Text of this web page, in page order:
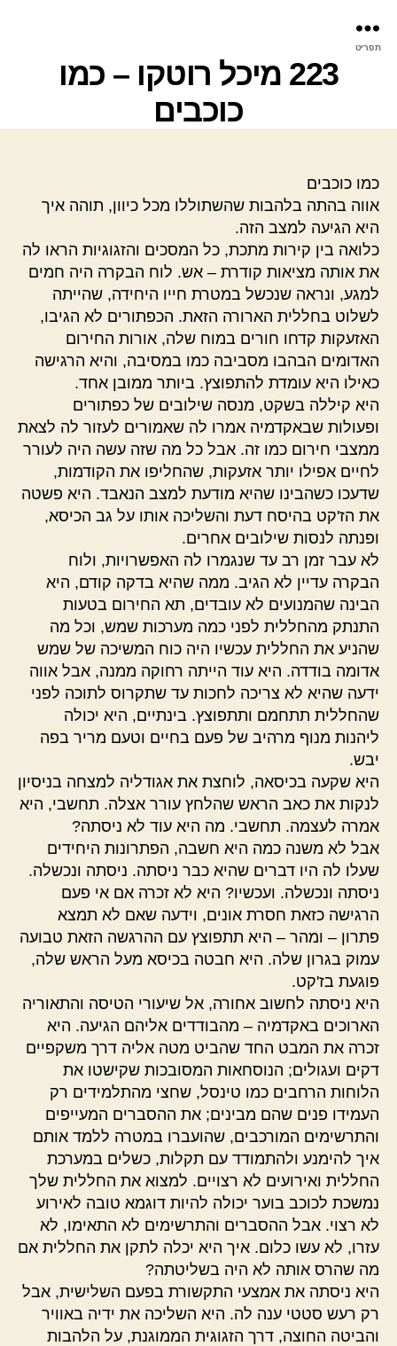
תפריט
223 מיכל רוטקו – כמו
כוכבים
כמו כוכבים
אווה בהתה בלהבות שהשתוללו מכל כיוון, תוהה איך
היא הגיעה למצב הזה.
כלואה בין קירות מתכת, כל המסכים והזגוגיות הראו לה
את אותה מציאות קודרת – אש. לוח הבקרה היה חמים
למגע, ונראה שנכשל במטרת חייו היחידה, שהייתה
לשלוט בחללית הארורה הזאת. הכפתורים לא הגיבו,
האזעקות קדחו חורים במוח שלה, אורות החירום
האדומים הבהבו מסביבה כמו במסיבה, והיא הרגישה
כאילו היא עומדת להתפוצץ. ביותר ממובן אחד.
היא קיללה בשקט, מנסה שילובים של כפתורים
ופעולות שבאקדמיה אמרו לה שאמורים לעזור לה לצאת
ממצבי חירום כמו זה. אבל כל מה שזה עשה היה לעורר
לחיים אפילו יותר אזעקות, שהחליפו את הקודמות,
שדעכו כשהבינו שהיא מודעת למצב הנאבד. היא פשטה
את הז'קט בהיסח דעת והשליכה אותו על גב הכיסא,
ופנתה לנסות שילובים אחרים.
לא עבר זמן רב עד שנגמרו לה האפשרויות, ולוח
הבקרה עדיין לא הגיב. ממה שהיא בדקה קודם, היא
הבינה שהמנועים לא עובדים, תא החירום בטעות
התנתק מהחללית לפני כמה מערכות שמש, וכל מה
שהניע את החללית עכשיו היה כוח המשיכה של שמש
אדומה בודדה. היא עוד הייתה רחוקה ממנה, אבל אווה
ידעה שהיא לא צריכה לחכות עד שתקרוס לתוכה לפני
שהחללית תתחמם ותתפוצץ. בינתיים, היא יכולה
ליהנות מנוף מרהיב של פעם בחיים וטעם מריר בפה
יבש.
היא שקעה בכיסאה, לוחצת את אגודליה למצחה בניסיון
לנקות את כאב הראש שהלחץ עורר אצלה. תחשבי, היא
אמרה לעצמה. תחשבי. מה היא עוד לא ניסתה?
אבל לא משנה כמה היא חשבה, הפתרונות היחידים
שעלו לה היו דברים שהיא כבר ניסתה. ניסתה ונכשלה.
ניסתה ונכשלה. ועכשיו? היא לא זכרה אם אי פעם
הרגישה כזאת חסרת אונים, וידעה שאם לא תמצא
פתרון – ומהר – היא תתפוצץ עם ההרגשה הזאת טבועה
עמוק בגרון שלה. היא חבטה בכיסא מעל הראש שלה,
פוגעת בז'קט.
היא ניסתה לחשוב אחורה, אל שיעורי הטיסה והתאוריה
הארוכים באקדמיה – מהבודדים אליהם הגיעה. היא
זכרה את המבט החד שהביט מטה אליה דרך משקפיים
דקים ועגולים; הנוסחאות המסובכות שקישטו את
הלוחות הרחבים כמו טינסל, שחצי מהתלמידים רק
העמידו פנים שהם מבינים; את ההסברים המעייפים
והתרשימים המורכבים, שהועברו במטרה ללמד אותם
איך להימנע ולהתמודד עם תקלות, כשלים במערכת
החללית ואירועים לא רצויים. למצוא את החללית שלך
נמשכת לכוכב בוער יכולה להיות דוגמא טובה לאירוע
לא רצוי. אבל ההסברים והתרשימים לא התאימו, לא
עזרו, לא עשו כלום. איך היא יכלה לתקן את החללית אם
מה שהרס אותה לא היה בשליטתה?
היא ניסתה את אמצעי התקשורת בפעם השלישית, אבל
רק רעש סטטי ענה לה. היא השליכה את ידיה באוויר
והביטה החוצה, דרך הזגוגית הממוגנת, על הלהבות